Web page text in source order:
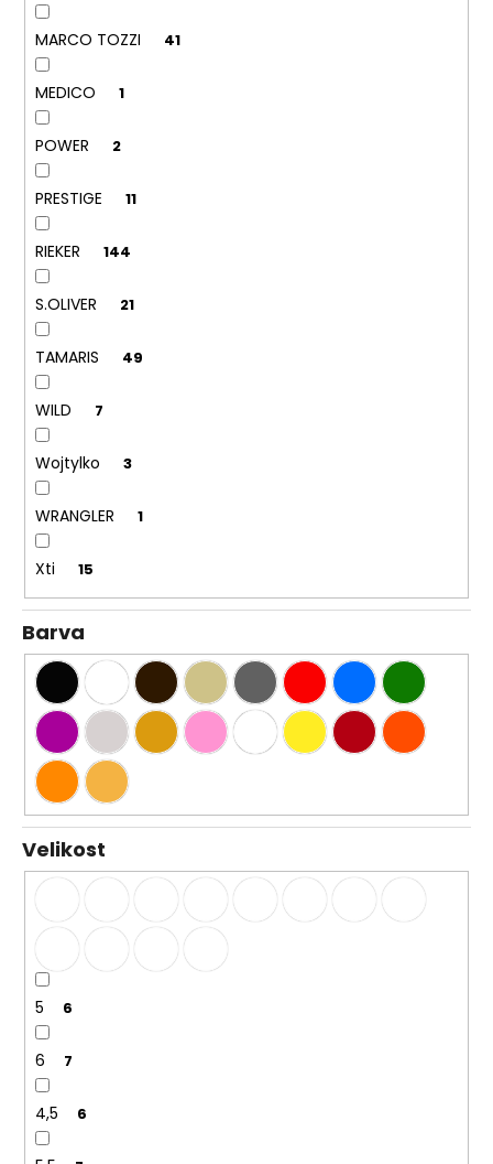
MARCO TOZZI 41
MEDICO 1
POWER 2
PRESTIGE 11
RIEKER 144
S.OLIVER 21
TAMARIS 49
WILD 7
Wojtylko 3
WRANGLER 1
Xti 15
Barva
Velikost
5 6
6 7
4,5 6
099
Kč
Původně:
799
Kč